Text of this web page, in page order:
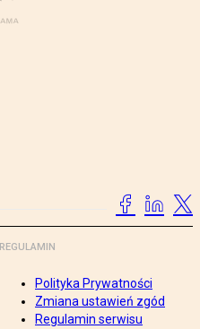
REGULAMIN
Polityka Prywatności
Zmiana ustawień zgód
Regulamin serwisu